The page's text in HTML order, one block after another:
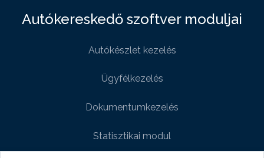
Autókereskedő szoftver moduljai
Autókészlet kezelés
Ügyfélkezelés
Dokumentumkezelés
Statisztikai modul